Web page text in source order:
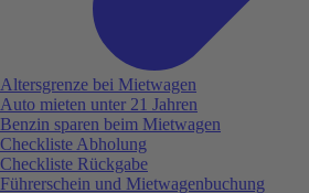
Altersgrenze bei Mietwagen
Auto mieten unter 21 Jahren
Benzin sparen beim Mietwagen
Checkliste Abholung
Checkliste Rückgabe
Führerschein und Mietwagenbuchung